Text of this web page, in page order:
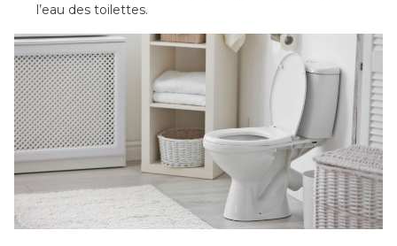
l’eau des toilettes.